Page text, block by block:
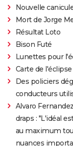
Nouvelle
Mort de Jorge
Résultat Loto
Bison Futé
Lunettes pour
Carte de
Des policiers
conducteurs
Alvaro
draps : "L'idéal
au maximum
nuances